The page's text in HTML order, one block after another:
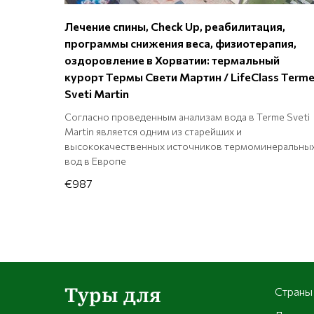
Лечение спины, Check Up, реабилитация,
программы снижения веса, физиотерапия,
оздоровление в Хорватии: термальный
курорт Термы Свети Мартин / LifeClass Terme
Sveti Martin
Согласно проведенным анализам вода в Terme Sveti
Martin является одним из старейших и
высококачественных источников
вод в Европе
€987
Туры для
Страны